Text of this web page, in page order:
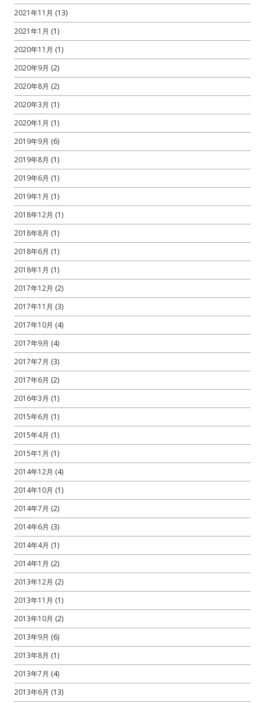
2021年11月 (13)
2021年1月 (1)
2020年11月 (1)
2020年9月 (2)
2020年8月 (2)
2020年3月 (1)
2020年1月 (1)
2019年9月 (6)
2019年8月 (1)
2019年6月 (1)
2019年1月 (1)
2018年12月 (1)
2018年8月 (1)
2018年6月 (1)
2018年1月 (1)
2017年12月 (2)
2017年11月 (3)
2017年10月 (4)
2017年9月 (4)
2017年7月 (3)
2017年6月 (2)
2016年3月 (1)
2015年6月 (1)
2015年4月 (1)
2015年1月 (1)
2014年12月 (4)
2014年10月 (1)
2014年7月 (2)
2014年6月 (3)
2014年4月 (1)
2014年1月 (2)
2013年12月 (2)
2013年11月 (1)
2013年10月 (2)
2013年9月 (6)
2013年8月 (1)
2013年7月 (4)
2013年6月 (13)